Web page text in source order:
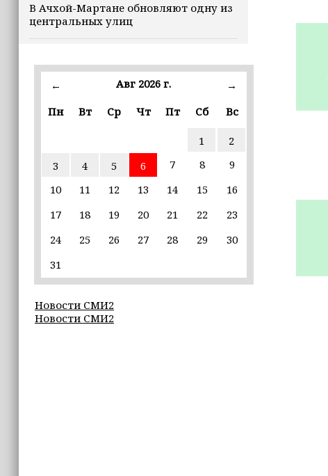
В Ачхой-Мартане обновляют одну из
центральных улиц
Минтруд ЧР усилит контроль за
качеством социальных услуг
09:41
Кадырова в восстановление Чечни
(+видео)
В Луну врезался кусок ракеты SpaceX
09:30
Всего за семь дней «Человек‑паук:
сборов 2026 года
← Авг 2026 г.
→
Пн
Вт Ср Чт Пт Сб Вс
1
2
3
4 5 6 7 8
9
10
11 12 13 14 15
16
17
18 19 20 21 22
23
24
25 26 27 28 29
30
31
Новости СМИ2
Новости СМИ2